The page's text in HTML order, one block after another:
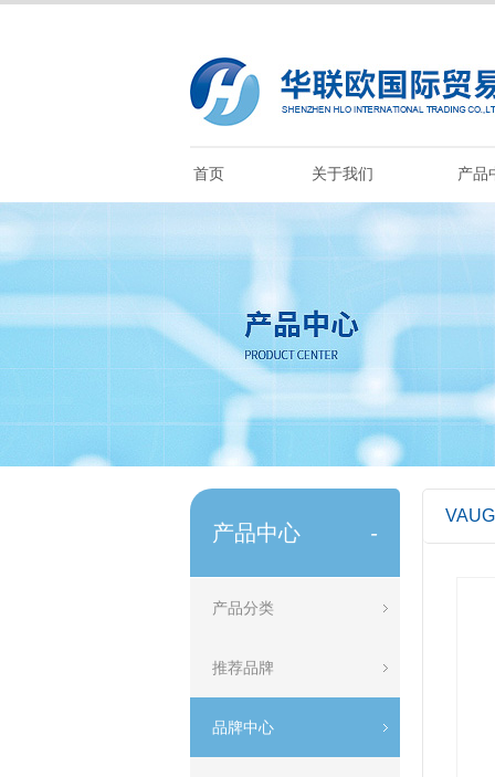
首页 关于我们 产品
产品中心 -
产品分类
推荐品牌
品牌中心